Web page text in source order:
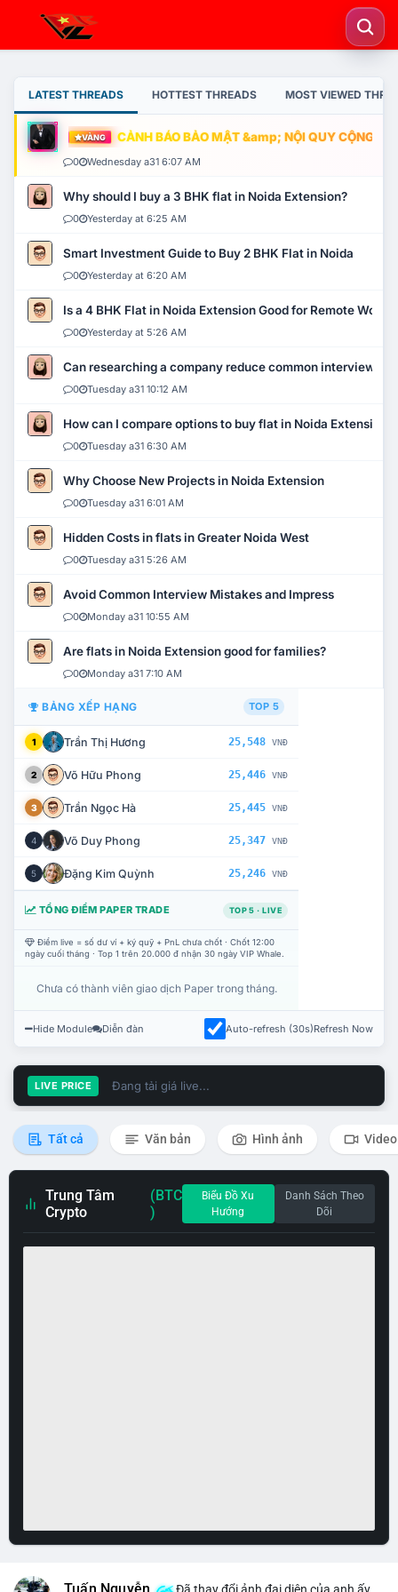
LATEST THREADS HOTTEST THREADS MOST VIEWED
VÀNG CẢNH BÁO BẢO MẬT &amp; NỘI QUY CỘNG
0 Wednesday a31 6:07 AM
Why should I buy a 3 BHK flat in Noida Extension?
0 Yesterday at 6:25 AM
Smart Investment Guide to Buy 2 BHK Flat in Noida
0 Yesterday at 6:20 AM
Is a 4 BHK Flat in Noida Extension Good for Remote Work?
0 Yesterday at 5:26 AM
Can researching a company reduce common interview
0 Tuesday a31 10:12 AM
How can I compare options to buy flat in Noida Extension?
0 Tuesday a31 6:30 AM
Why Choose New Projects in Noida Extension
0 Tuesday a31 6:01 AM
Hidden Costs in flats in Greater Noida West
0 Tuesday a31 5:26 AM
Avoid Common Interview Mistakes and Impress
0 Monday a31 10:55 AM
Are flats in Noida Extension good for families?
0 Monday a31 7:10 AM
BẢNG XẾP HẠNG TOP 5
1 Trần Thị Hương 25,548 VNĐ
2 Võ Hữu Phong 25,446 VNĐ
3 Trần Ngọc Hà 25,445 VNĐ
4 Võ Duy Phong 25,347 VNĐ
5 Đặng Kim Quỳnh 25,246 VNĐ
TỔNG ĐIỂM PAPER TRADE TOP 5 · LIVE
Điểm live = số dư ví + ký quỹ + PnL chưa chốt · Chốt 12:00
ngày cuối tháng · Top 1 trên 20.000 đ nhận 30 ngày VIP Whale.
Chưa có thành viên giao dịch Paper trong tháng.
Hide Module Diễn đàn Auto-refresh (30s)Refresh Now
LIVE PRICE Đang tải giá live...
Tất cả Văn bản Hình ảnh Video
Trung Tâm
Crypto
(BTC
)
Biểu Đồ Xu
Hướng
Danh Sách Theo
Dõi